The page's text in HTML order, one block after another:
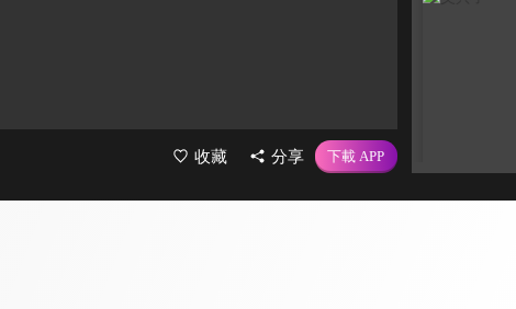
收藏 分享